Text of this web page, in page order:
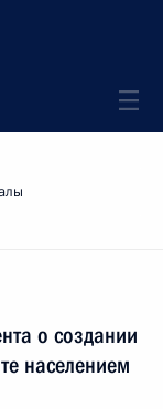
о создании
населением